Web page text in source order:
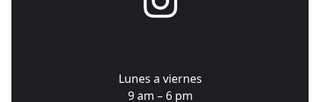
Lunes a viernes
9 am – 6 pm